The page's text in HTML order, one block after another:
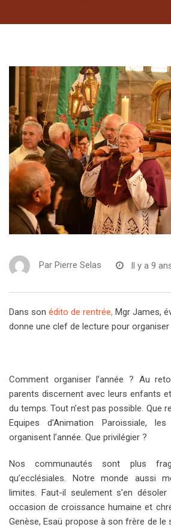
Par Pierre Selas Il y a 9
Dans son édito de rentrée, Mgr James,
donne une clef de lecture pour
Comment organiser l’année ? Au
parents discernent avec leurs enfants
du temps. Tout n’est pas possible. Que
Equipes d’Animation Paroissiale,
organisent l’année. Que privilégier ?
Nos communautés sont plus
qu’ecclésiales. Notre monde aussi
limites. Faut-il seulement s’en
occasion de croissance humaine et
Genèse, Esaü propose à son frère de le